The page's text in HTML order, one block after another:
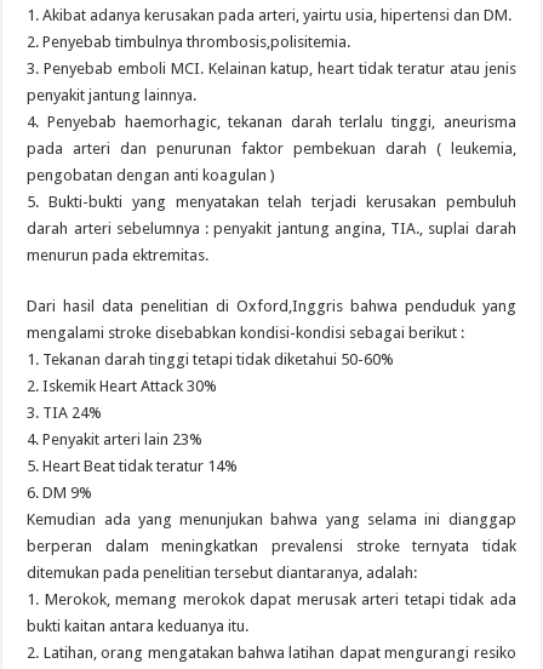
1. Akibat adanya kerusakan pada arteri, yairtu usia, hipertensi dan DM.
2. Penyebab timbulnya thrombosis,polisitemia.
3. Penyebab emboli MCI. Kelainan katup, heart tidak teratur atau jenis
penyakit jantung lainnya.
4. Penyebab haemorhagic, tekanan darah terlalu tinggi, aneurisma
pada arteri dan penurunan faktor pembekuan darah ( leukemia,
pengobatan dengan anti koagulan )
5. Bukti-bukti yang menyatakan telah terjadi kerusakan pembuluh
darah arteri sebelumnya : penyakit jantung angina, TIA., suplai darah
menurun pada ektremitas.
Dari hasil data penelitian di Oxford,Inggris bahwa penduduk yang
mengalami stroke disebabkan kondisi-kondisi sebagai berikut :
1. Tekanan darah tinggi tetapi tidak diketahui 50-60%
2. Iskemik Heart Attack 30%
3. TIA 24%
4. Penyakit arteri lain 23%
5. Heart Beat tidak teratur 14%
6. DM 9%
Kemudian ada yang menunjukan bahwa yang selama ini dianggap
berperan dalam meningkatkan prevalensi stroke ternyata tidak
ditemukan pada penelitian tersebut diantaranya, adalah:
1. Merokok, memang merokok dapat merusak arteri tetapi tidak ada
bukti kaitan antara keduanya itu.
2. Latihan, orang mengatakan bahwa latihan dapat mengurangi resiko